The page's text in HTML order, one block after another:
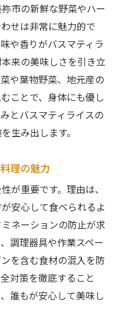
市の新鮮な野菜やハー
せは非常に魅力的で
や香りがバスマティラ
来の美味しさを引き立
や葉物野菜、地元産の
ことで、身体にも優し
とバスマティライスの
生み出します。
理の魅力
が重要です。理由は、
安心して食べられるよ
ネーションの防止が求
調理器具や作業スペー
を含む食材の混入を防
対策を徹底すること
誰もが安心して美味し